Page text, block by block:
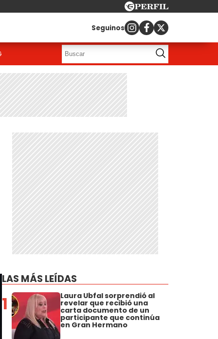
Seguinos
LAS MÁS LEÍDAS
1 Laura Ubfal sorprendió al
revelar que recibió una
carta documento de un
participante que continúa
en Gran Hermano